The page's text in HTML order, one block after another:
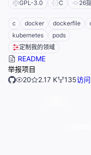
GPL-3.0 C 26
c docker dockerfile
kubernetes
pods
定制我的领域
README
举报项目
20
2.17 K 135访